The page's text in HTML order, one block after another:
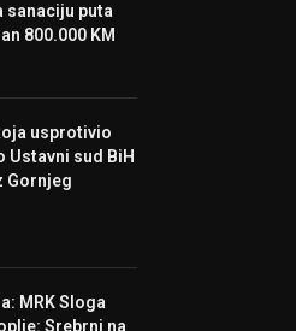
sanaciju puta
800.000 KM
usprotivio
Ustavni sud BiH
Gornjeg
MRK Sloga
Srebrni na